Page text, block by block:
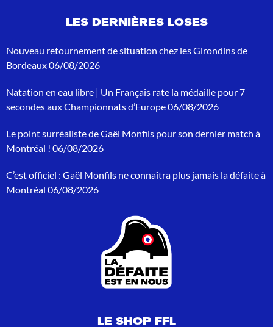
r
c
c
h
p
o
:
LES DERNIÈRES LOSES
Nouveau retournement de situation chez les Girondins de
Bordeaux06/08/2026
Natation en eau libre | Un Français rate la médaille pour 7
secondes aux Championnats d’Europe06/08/2026
Le point surréaliste de Gaël Monfils pour son dernier match à
Montréal ! 06/08/2026
C’est officiel : Gaël Monfils ne connaîtra plus jamais la défaite à
Montréal 06/08/2026
LE SHOP FFL